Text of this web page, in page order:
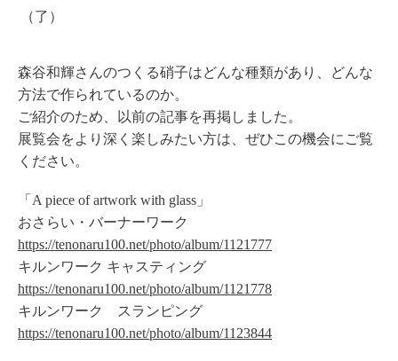
（了）
森谷和輝さんのつくる硝子はどんな種類があり、どんな
方法で作られているのか。
ご紹介のため、以前の記事を再掲しました。
展覧会をより深く楽しみたい方は、ぜひこの機会にご覧
ください。
「A piece of artwork with glass」
おさらい・バーナーワーク
https://tenonaru100.net/photo/album/1121777
キルンワーク キャスティング
https://tenonaru100.net/photo/album/1121778
キルンワーク スランピング
https://tenonaru100.net/photo/album/1123844